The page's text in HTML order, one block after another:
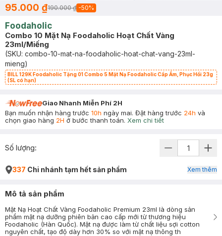
95.000 ₫190.000 ₫ -50%
Foodaholic
Combo 10 Mặt Nạ Foodaholic Hoạt Chất Vàng
23ml/Miếng
(SKU: combo-10-mat-na-foodaholic-hoat-chat-vang-23ml-
mieng)
BILL 129K Foodaholic Tặng 01 Combo 5 Mặt Nạ Foodaholic Cấp Ẩm, Phục Hồi 23g
(SL có hạn)
Giao Nhanh Miễn Phí 2H
Bạn muốn nhận hàng trước 10h ngày mai. Đặt hàng trước 24h và
chọn giao hàng 2H ở bước thanh toán. Xem chi tiết
Số lượng:
337 Chi nhánh tạm hết sản phẩm Xem thêm
Mô tả sản phẩm
Mặt Nạ Hoạt Chất Vàng Foodaholic Premium 23ml là dòng sản
phẩm mặt nạ dưỡng phiên bản cao cấp mới từ thương hiệu
Foodaholic (Hàn Quốc). Mặt nạ được làm từ chất liệu sợi cotton
nguyên chất, tạo độ dày hơn 30% so với mặt nạ thông th